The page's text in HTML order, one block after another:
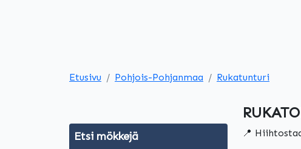
Etusivu Pohjois-Pohjanmaa Rukatunturi
Etsi mökkejä 📍